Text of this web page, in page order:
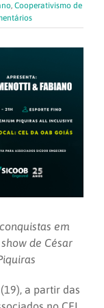
, Cooperativismo de
em
de César
a partir das